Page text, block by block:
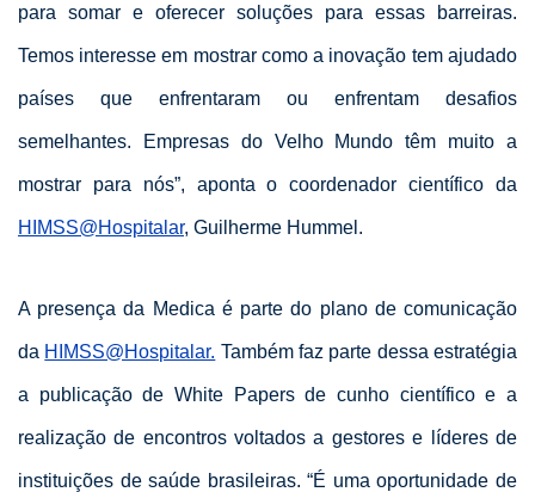
para somar e oferecer soluções para essas barreiras.
Temos interesse em mostrar como a inovação tem ajudado
países que enfrentaram ou enfrentam desafios
semelhantes. Empresas do Velho Mundo têm muito a
mostrar para nós”, aponta o coordenador científico da
HIMSS@Hospitalar, Guilherme Hummel.
A presença da Medica é parte do plano de comunicação
da HIMSS@Hospitalar. Também faz parte dessa estratégia
a publicação de White Papers de cunho científico e a
realização de encontros voltados a gestores e líderes de
instituições de saúde brasileiras. “É uma oportunidade de